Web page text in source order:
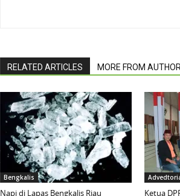
RELATED ARTICLES MORE FROM
Bengkalis
Napi di Lapas Bengkalis Riau Ketua